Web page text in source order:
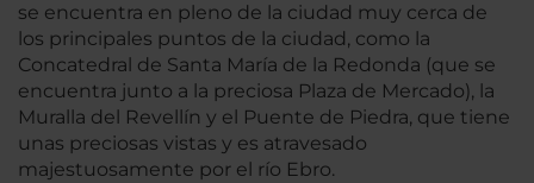
se encuentra en pleno de la ciudad muy cerca de
los principales puntos de la ciudad, como la
Concatedral de Santa María de la Redonda (que se
encuentra junto a la preciosa Plaza de Mercado), la
Muralla del Revellín y el Puente de Piedra, que tiene
unas preciosas vistas y es atravesado
majestuosamente por el río Ebro.